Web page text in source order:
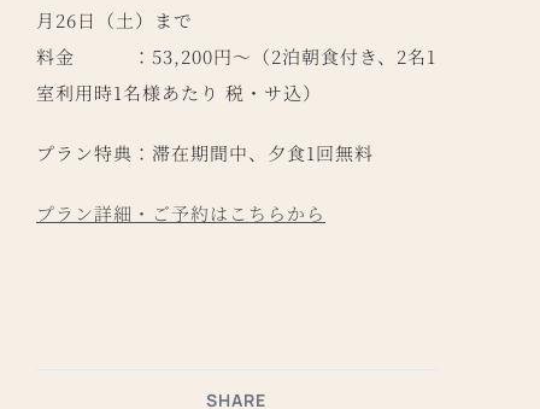
SHARE
月26日（土）まで
料金 ：53,200円～（2泊朝食付き、2名1
室利用時1名様あたり 税・サ込）
プラン特典：滞在期間中、夕食1回無料
プラン詳細・ご予約はこちらから